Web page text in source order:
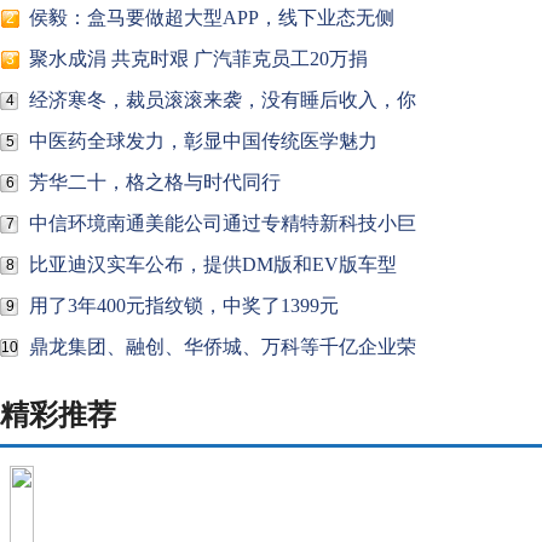
2 侯毅：盒马要做超大型APP，线下业态无侧
3 聚水成涓 共克时艰 广汽菲克员工20万捐
4 经济寒冬，裁员滚滚来袭，没有睡后收入，你
5 中医药全球发力，彰显中国传统医学魅力
6 芳华二十，格之格与时代同行
7 中信环境南通美能公司通过专精特新科技小巨
8 比亚迪汉实车公布，提供DM版和EV版车型
9 用了3年400元指纹锁，中奖了1399元
10 鼎龙集团、融创、华侨城、万科等千亿企业荣
精彩推荐